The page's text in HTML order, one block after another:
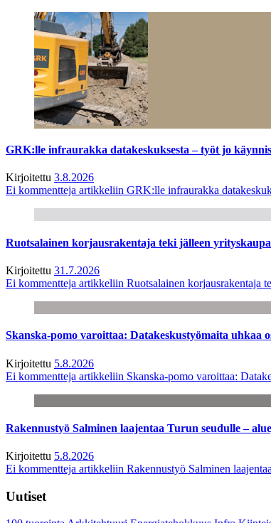
GRK:lle infraurakka datakeskuksesta – työt jo
Kirjoitettu 3.8.2026
Ei kommentteja artikkeliin GRK:lle infraurakka
Ruotsalainen korjausrakentaja teki jälleen
Kirjoitettu 31.7.2026
Ei kommentteja artikkeliin Ruotsalainen korjausrakentaja
Skanska-pomo varoittaa: Datakeskustyömaita uhkaa
Kirjoitettu 5.8.2026
Ei kommentteja artikkeliin Skanska-pomo varoittaa:
Rakennustyö Salminen laajentaa Turun seudulle –
Kirjoitettu 5.8.2026
Ei kommentteja artikkeliin Rakennustyö Salminen
Uutiset